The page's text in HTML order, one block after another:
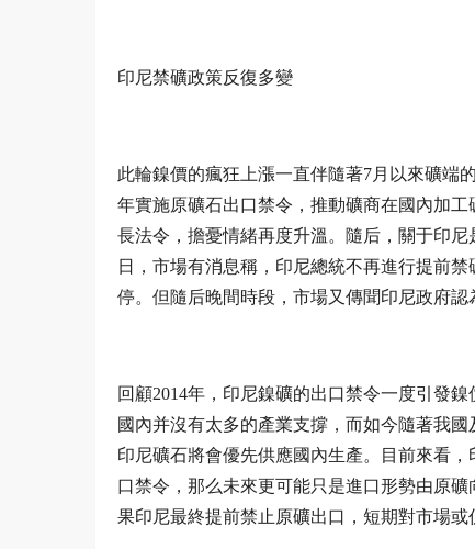
印尼禁礦政策反復多變
此輪鎳價的瘋狂上漲一直伴隨著7月以來礦端
年實施原礦石出口禁令，推動礦商在國內加
長法令，擔憂情緒再度升溫。隨后，關于印
日，市場有消息稱，印尼總統不再進行提前
停。但隨后晚間時段，市場又傳聞印尼政府
回顧2014年，印尼鎳礦的出口禁令一度引發
國內并沒有太多的產業支撐，而如今隨著我
印尼礦石將會優先供應國內生產。目前來看
口禁令，那么未來更可能只是進口形勢由原
果印尼最終提前禁止原礦出口，短期對市場